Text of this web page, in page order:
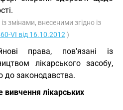
змінами, внесеними згідно із
VI від 16.10.2012 )
права, пов'язані із
лікарського засобу,
до законодавства.
вивчення лікарських